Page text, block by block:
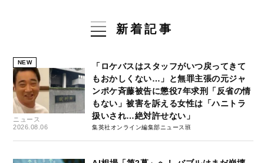
新着記事
NEW
ニュース
2026.08.06
「ロケバスはスタッフがいつ戻ってきて
もおかしくない…」と無罪主張の元ジャ
ンポケ斉藤被告に懲役7年求刑「反省の情
もない」被害を訴える女性は「ハニトラ
扱いされ…絶対許せない」
集英社オンライン編集部ニュース班